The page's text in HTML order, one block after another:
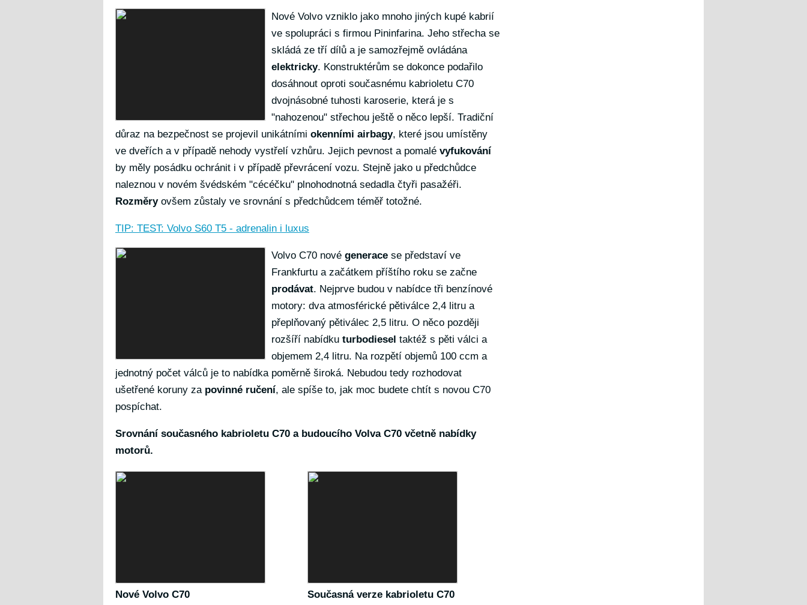
Nové Volvo vzniklo jako mnoho jiných kupé kabrií
ve spolupráci s firmou Pininfarina. Jeho střecha se
skládá ze tří dílů a je samozřejmě ovládána
elektricky. Konstruktérům se dokonce podařilo
dosáhnout oproti současnému kabrioletu C70
dvojnásobné tuhosti karoserie, která je s
"nahozenou" střechou ještě o něco lepší. Tradiční
důraz na bezpečnost se projevil unikátními okenními airbagy, které jsou umístěny
ve dveřích a v případě nehody vystřelí vzhůru. Jejich pevnost a pomalé vyfukování
by měly posádku ochránit i v případě převrácení vozu. Stejně jako u předchůdce
naleznou v novém švédském "cécéčku" plnohodnotná sedadla čtyři pasažéři.
Rozměryovšem zůstaly ve srovnání s předchůdcem téměř totožné.
TIP: TEST: Volvo S60 T5 - adrenalin i luxus
Volvo C70 nové generace se představí ve
Frankfurtu a začátkem příštího roku se začne
prodávat. Nejprve budou v nabídce tři benzínové
motory: dva atmosférické pětiválce 2,4 litru a
přeplňovaný pětiválec 2,5 litru. O něco později
rozšíří nabídku turbodiesel taktéž s pěti válci a
objemem 2,4 litru. Na rozpětí objemů 100 ccm a
jednotný počet válců je to nabídka poměrně široká. Nebudou tedy rozhodovat
ušetřené koruny za povinné ručení, ale spíše to, jak moc budete chtít s novou C70
pospíchat.
Srovnání současného kabrioletu C70 a budoucího Volva C70 včetně nabídky
motorů.
Nové Volvo C70
Současná verze kabrioletu C70